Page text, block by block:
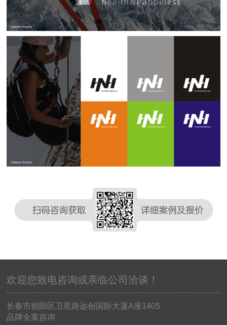
欢迎您致电咨询或亲临公司洽谈！
长春市朝阳区卫星路远创国际大厦A座1405
品牌全案咨询